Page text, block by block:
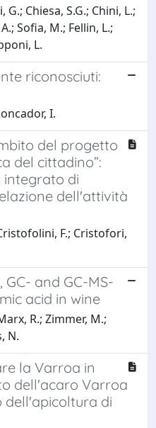
Chiesa, S.G.; Chini, L.;
Sofia, M.; Fellin, L.;
L.
riconosciuti:
I.
del progetto
del cittadino”:
integrato di
dell'attività
F.; Cristofori,
and GC-MS-
acid in wine
R.; Zimmer, M.;
N.
la Varroa in
dell'acaro Varroa
di